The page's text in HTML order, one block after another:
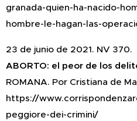
granada-quien-ha-nacido-
hombre-le-hagan-las-
23 de junio de 2021. NV 370.
ABORTO: el peor de los
ROMANA. Por Cristiana de
https://
peggiore-dei-crimini/